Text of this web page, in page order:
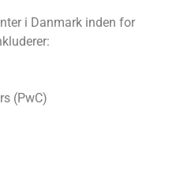
i Danmark inden for
(PwC)